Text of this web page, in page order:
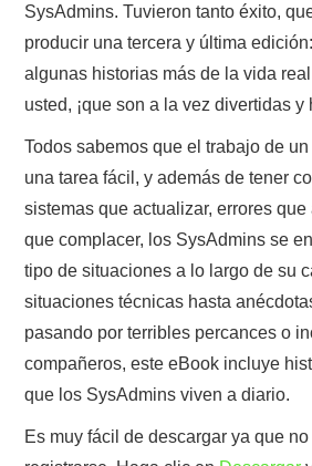
SysAdmins. Tuvieron tanto éxito,
producir una tercera y última
algunas historias más de la vida
usted, ¡que son a la vez divertidas y
Todos sabemos que el trabajo de
una tarea fácil, y además de tener
sistemas que actualizar, errores
que complacer, los SysAdmins se
tipo de situaciones a lo largo de su
situaciones técnicas hasta
pasando por terribles percances o
compañeros, este eBook incluye
que los SysAdmins viven a diario.
Es muy fácil de descargar ya que